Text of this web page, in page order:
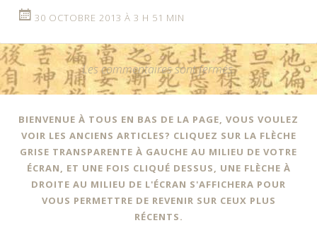
30 OCTOBRE 2013 À 3 H 51 MIN
Les commentaires sont fermés.
BIENVENUE À TOUS EN BAS DE LA PAGE, VOUS VOULEZ
VOIR LES ANCIENS ARTICLES? CLIQUEZ SUR LA FLÈCHE
GRISE TRANSPARENTE À GAUCHE AU MILIEU DE VOTRE
ÉCRAN, ET UNE FOIS CLIQUÉ DESSUS, UNE FLÈCHE À
DROITE AU MILIEU DE L'ÉCRAN S'AFFICHERA POUR
VOUS PERMETTRE DE REVENIR SUR CEUX PLUS
RÉCENTS.